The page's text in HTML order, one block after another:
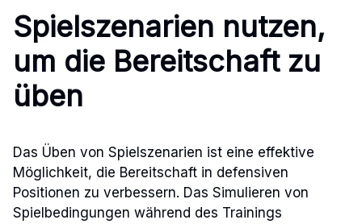
Spielszenarien nutzen,
um die Bereitschaft zu
üben
Das Üben von Spielszenarien ist eine effektive
Möglichkeit, die Bereitschaft in defensiven
Positionen zu verbessern. Das Simulieren von
Spielbedingungen während des Trainings